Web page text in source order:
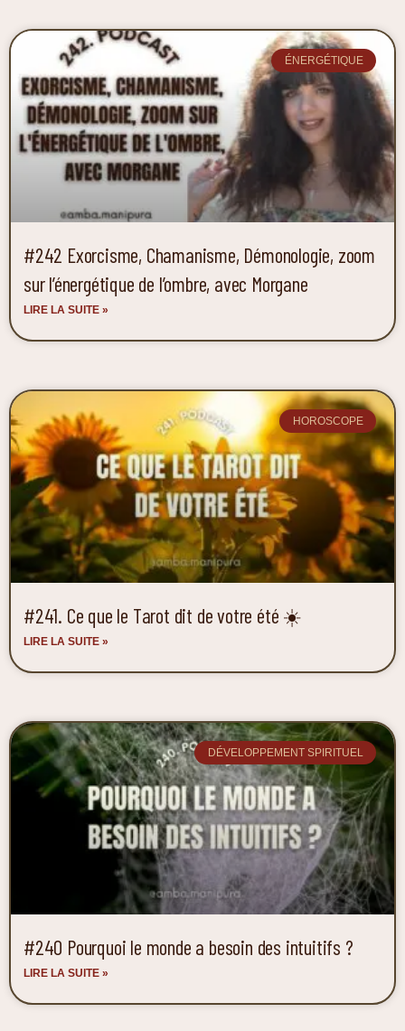
ÉNERGÉTIQUE
#242 Exorcisme, Chamanisme, Démonologie, zoom
sur l’énergétique de l’ombre, avec Morgane
LIRE LA SUITE »
HOROSCOPE
#241. Ce que le Tarot dit de votre été ☀️
LIRE LA SUITE »
DÉVELOPPEMENT SPIRITUEL
#240 Pourquoi le monde a besoin des intuitifs ?
LIRE LA SUITE »